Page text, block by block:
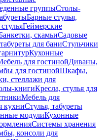
группыСтолы-
Барные стулья,
Геймерские
скамьиСадовые
для баниСтульчики
Кухонные
для гостинойДиваны,
для гостинойШкафы,
стеллажи для
книгиКресла, стулья для
Мебель для
кухниСтулья, табуреты
модулиКухонные
Системы хранения
консоли для